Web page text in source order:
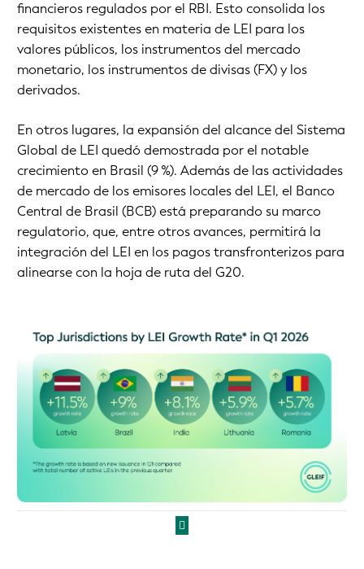
financieros regulados por el RBI. Esto consolida los
requisitos existentes en materia de LEI para los
valores públicos, los instrumentos del mercado
monetario, los instrumentos de divisas (FX) y los
derivados.
En otros lugares, la expansión del alcance del Sistema
Global de LEI quedó demostrada por el notable
crecimiento en Brasil (9 %). Además de las actividades
de mercado de los emisores locales del LEI, el Banco
Central de Brasil (BCB) está preparando su marco
regulatorio, que, entre otros avances, permitirá la
integración del LEI en los pagos transfronterizos para
alinearse con la hoja de ruta del G20.